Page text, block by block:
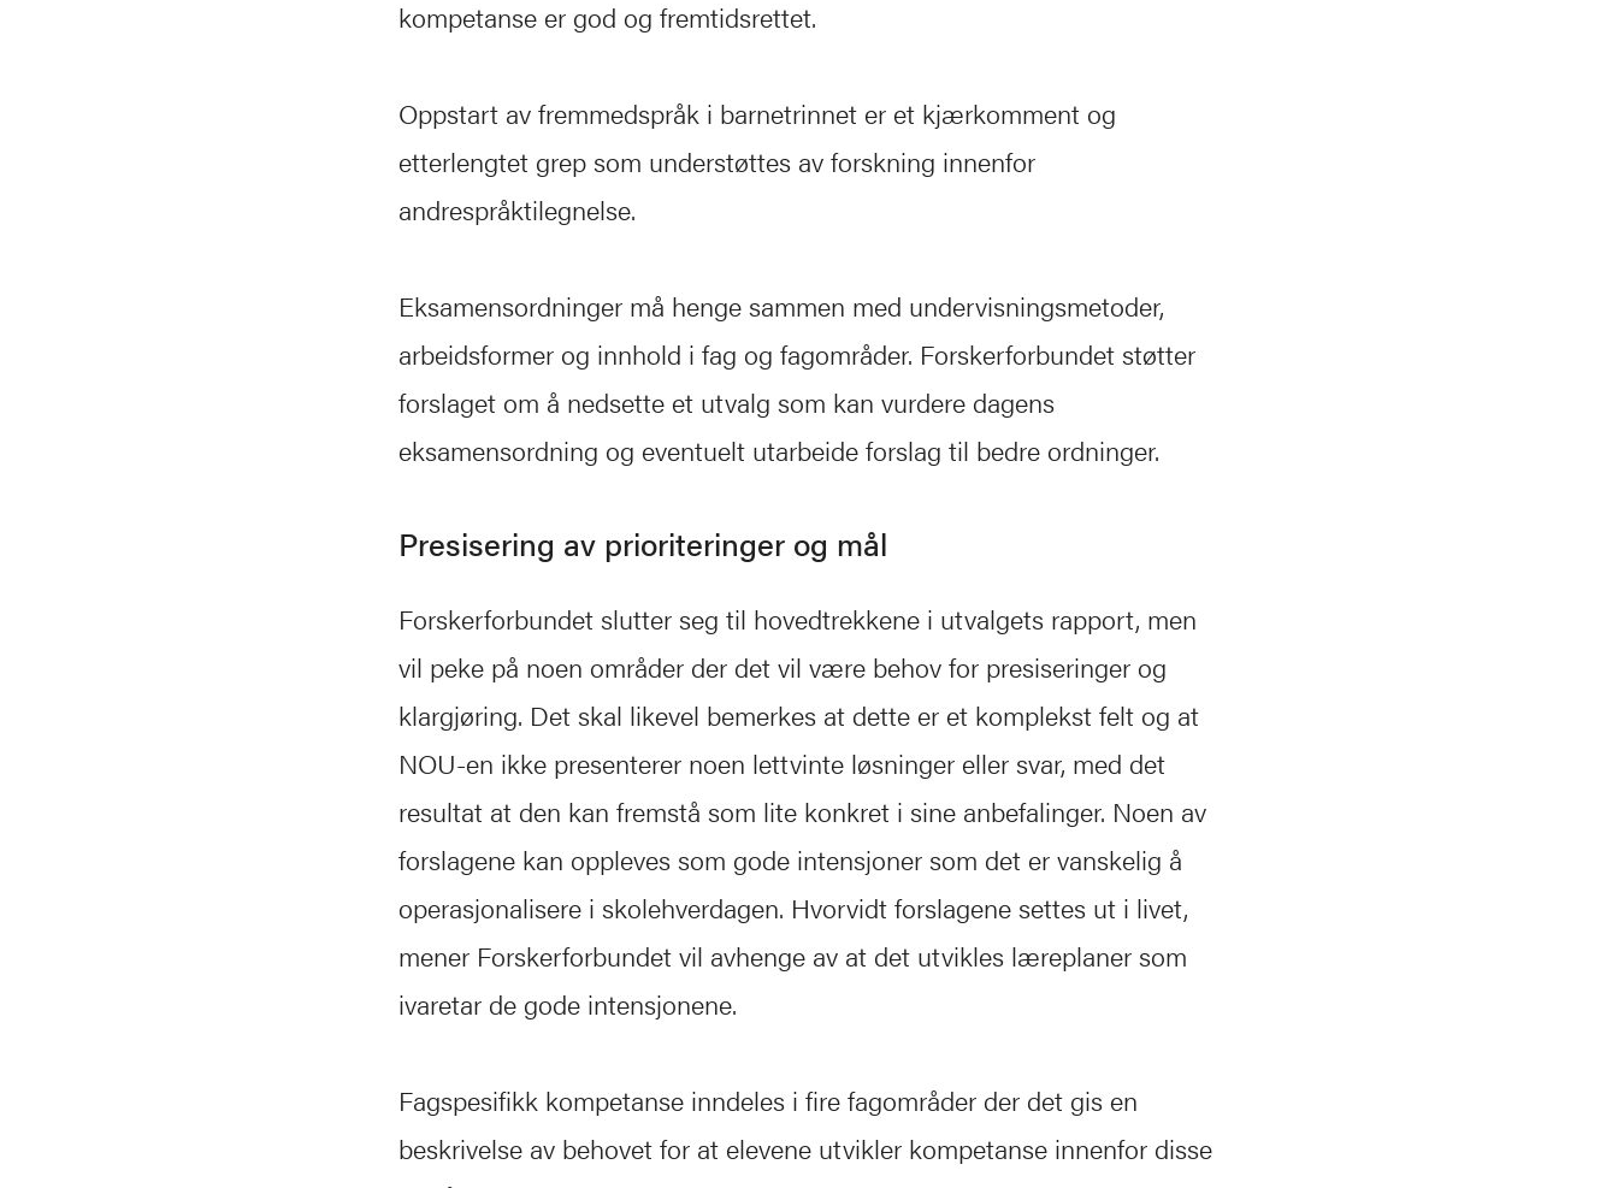
kompetanse er god og fremtidsrettet.
Oppstart av fremmedspråk i barnetrinnet er et kjærkomment og
etterlengtet grep som understøttes av forskning innenfor
andrespråktilegnelse.
Eksamensordninger må henge sammen med undervisningsmetoder,
arbeidsformer og innhold i fag og fagområder. Forskerforbundet støtter
forslaget om å nedsette et utvalg som kan vurdere dagens
eksamensordning og eventuelt utarbeide forslag til bedre ordninger.
Presisering av prioriteringer og mål
Forskerforbundet slutter seg til hovedtrekkene i utvalgets rapport, men
vil peke på noen områder der det vil være behov for presiseringer og
klargjøring. Det skal likevel bemerkes at dette er et komplekst felt og at
NOU-en ikke presenterer noen lettvinte løsninger eller svar, med det
resultat at den kan fremstå som lite konkret i sine anbefalinger. Noen av
forslagene kan oppleves som gode intensjoner som det er vanskelig å
operasjonalisere i skolehverdagen. Hvorvidt forslagene settes ut i livet,
mener Forskerforbundet vil avhenge av at det utvikles læreplaner som
ivaretar de gode intensjonene.
Fagspesifikk kompetanse inndeles i fire fagområder der det gis en
beskrivelse av behovet for at elevene utvikler kompetanse innenfor disse